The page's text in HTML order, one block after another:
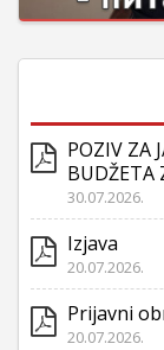
POZIV ZA
BUDŽETA
30.07.2026.
Izjava
20.07.2026.
Prijavni
20.07.2026.